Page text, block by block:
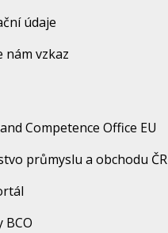
údaje
nám vzkaz
Competence Office EU
průmyslu a obchodu ČR
BCO